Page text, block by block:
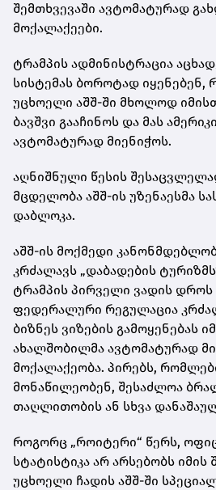
შემთხვევაში ავტომატურად
მოქალაქეები.
ტრამპის ადმინისტრაცია
სისტემას ბოროტად იყენებენ,
უცხოელი აშშ-ში მხოლოდ
ბავშვი გააჩინოს და მას
ავტომატურად მიენიჭოს.
აღნიშნული წესის
მცდელობა აშშ-ის უზენაესმა
დაბლოკა.
აშშ-ის მოქმედი
კრძალავს „დაბადების
ტრამპის პირველი ვადის
ფედერალური რეგულაცია
ბიზნეს ვიზების გამოყენებას
ახალშობილმა ავტომატურად
მოქალაქეობა. პირებს,
მონაწილეობენ, შესაძლოა
თაღლითობის ან სხვა
როგორც „როიტერი“ წერს,
სტატისტიკა არ არსებობს იმის
უცხოელი ჩადის აშშ-ში